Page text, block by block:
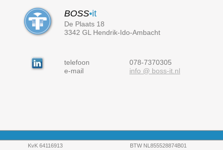
BOSS•it
De Plaats 18
3342 GL Hendrik-Ido-Ambacht
telefoon
e-mail
078-7370305
info @ boss-it.nl
BTW NL855528874B01
KvK 64116913